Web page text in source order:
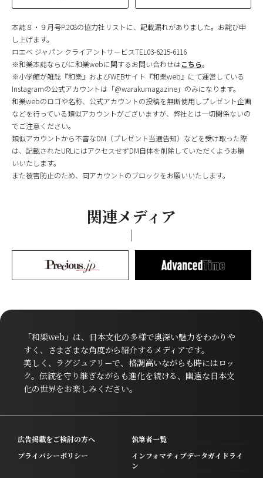
本誌８・９月号P.208の協力社リストに、記載漏れがありました。お詫び申
し上げます。
ロエベ ジャパン クライアントサービスTEL03-6215-6116
※和樂本誌ならびに和樂webに関するお問い合わせはこちら。
※小学館が雑誌『和樂』およびWEBサイト『和樂web』にて運営している
Instagramの公式アカウントは「@warakumagazine」のみになります。
和樂webのロゴや名称、公式アカウントの投稿を無断使用しプレゼント企画
などを行っている類似アカウントがございますが、弊社とは一切関係ないの
でご注意ください。
類似アカウントから不審なDM（プレゼント当選告知）などを受け取った際
は、記載されたURLにはアクセスせずDM自体を削除していただくようお願
いいたします。
また被害防止のため、同アカウントのブロックをお願いいたします。
関連メディア
「和樂web」は、日本文化の多様で奥深い魅力をわかりや
すく、さまざまな角度から紹介するメディアです。
美しく、ラグジュアリーで、格調高いながらも時にはロッ
ク。伝統を守り継ぎながらも進化を続ける、幽遠な日本文
化の世界をお楽しみください。
広告掲載をご検討の方へ
執筆者一覧
プライバシーポリシー
インフォマティブデータガイドライ
ン